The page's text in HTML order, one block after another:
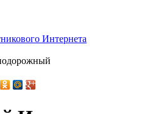
Интернета